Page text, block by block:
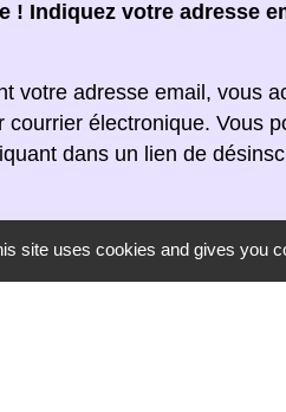
! Indiquez votre adresse
votre adresse email, vous
courrier électronique. Vous
dans un lien de
site uses cookies and gives you